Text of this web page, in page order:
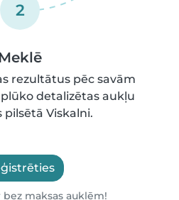
2
rezultātus pēc savām
detalizētas aukļu
pilsētā Viskalni.
bez maksas auklēm!